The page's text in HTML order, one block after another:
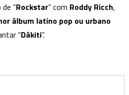
“Rockstar” com Roddy Ricch,
álbum latino pop ou urbano
“Dákiti”.